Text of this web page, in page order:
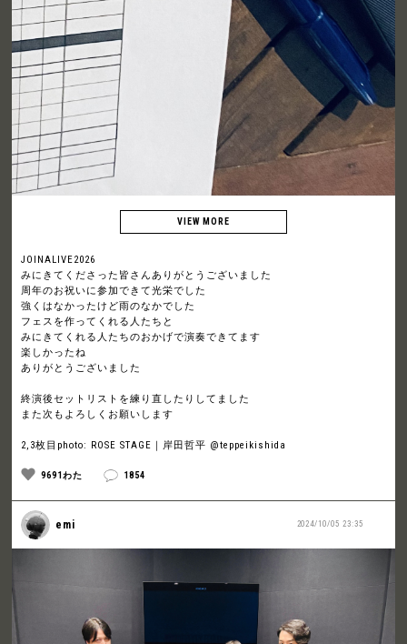
JOINALIVE2026
みにきてくださった皆さんありがとうございました
周年のお祝いに参加できて光栄でした
強くはなかったけど雨のなかでした
フェスを作ってくれる人たちと
みにきてくれる人たちのおかげで演奏できてます
楽しかったね
ありがとうございました
終演後セットリストを練り直したりしてました
また次もよろしくお願いします
2,3枚目photo: ROSE STAGE｜岸田哲平 @teppeikishida
9691わた 1854
2024/10/05 23:35
emi